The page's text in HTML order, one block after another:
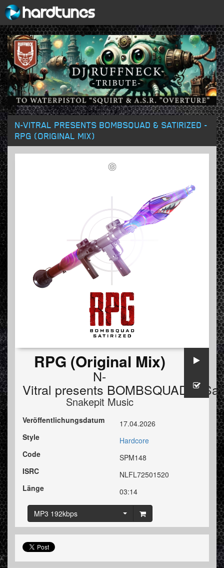
N-VITRAL PRESENTS BOMBSQUAD & SATIRIZED -
RPG (ORIGINAL MIX)
RPG (Original Mix)
N-
Vitral presents BOMBSQUAD &
Snakepit Music
Veröffentlichungsdatum
17.04.2026
Style
Hardcore
Code
SPM148
ISRC
NLFL72501520
Länge
03:14
MP3 192kbps